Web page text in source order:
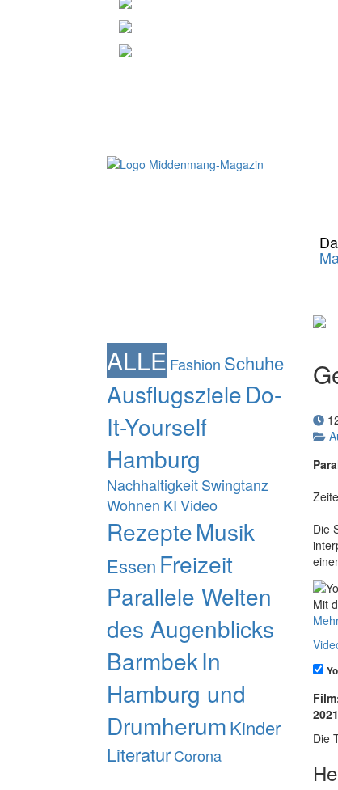
ALLE Fashion Schuhe
AusflugszieleDo-
It-Yourself
Hamburg
NachhaltigkeitSwingtanz
Wohnen KIVideo
RezepteMusik
Essen Freizeit
Parallele Welten
des Augenblicks
BarmbekIn
Hamburg und
DrumherumKinder
LiteraturCorona
Die
Mit
Die